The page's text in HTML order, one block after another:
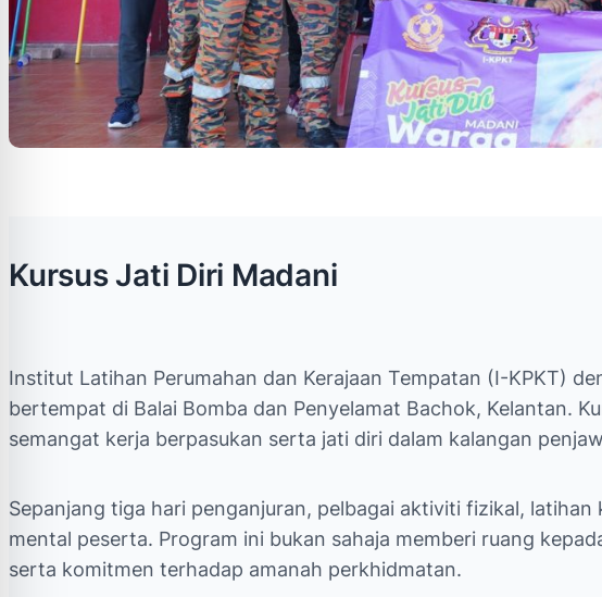
Kursus Jati Diri Madani
Institut Latihan Perumahan dan Kerajaan Tempatan (I-KPKT)
bertempat di Balai Bomba dan Penyelamat Bachok, Kelantan.
semangat kerja berpasukan serta jati diri dalam kalangan
Sepanjang tiga hari penganjuran, pelbagai aktiviti fizikal,
mental peserta. Program ini bukan sahaja memberi ruang
serta komitmen terhadap amanah perkhidmatan.